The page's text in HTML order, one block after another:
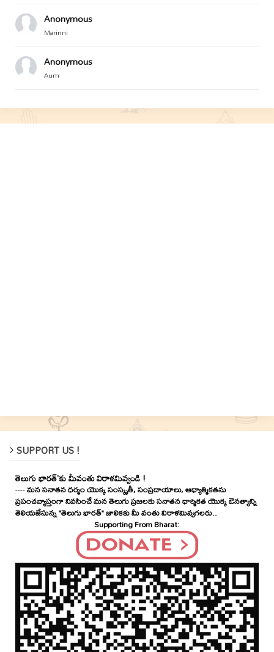
Anonymous
Marinni
Anonymous
Aum
SUPPORT US !
తెలుగు భారత్'కు మీవంతు విరాళమివ్వండి !
----మన సనాతన ధర్మం యొక్క సంస్కృతీ, సంప్రదాయాలు, ఆధ్యాత్మికతను
ప్రపంచవ్యాప్తంగా నివసించే మన తెలుగు ప్రజలకు సనాతన ధార్మికత యొక్క ఔనత్యాన్ని
తెలియజేసున్న "తెలుగు భారత్" జాలికకు మీ వంతు విరాళమివ్వగలరు..
Supporting From Bharat: